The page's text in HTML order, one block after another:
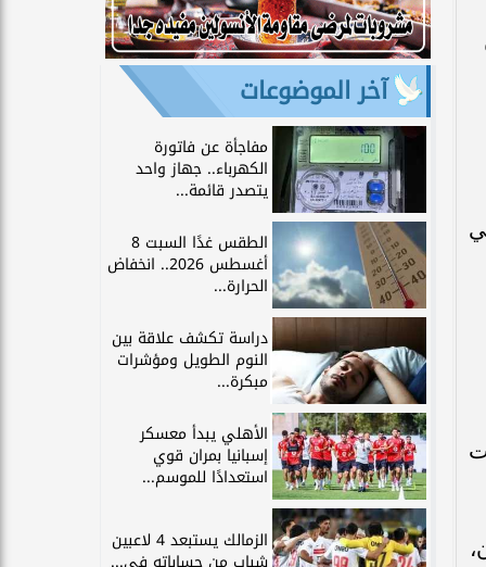
آخر الموضوعات
مفاجأة عن فاتورة
الكهرباء.. جهاز واحد
يتصدر قائمة...
الطقس غدًا السبت 8
أغسطس 2026.. انخفاض
الحرارة...
دراسة تكشف علاقة بين
النوم الطويل ومؤشرات
مبكرة...
الأهلي يبدأ معسكر
إسبانيا بمران قوي
استعدادًا للموسم...
الزمالك يستبعد 4 لاعبين